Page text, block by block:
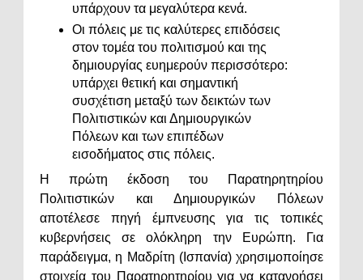
υπάρχουν τα μεγαλύτερα κενά.
Οι πόλεις με τις καλύτερες επιδόσεις
στον τομέα του πολιτισμού και της
δημιουργίας ευημερούν περισσότερο:
υπάρχει θετική και σημαντική
συσχέτιση μεταξύ των δεικτών των
Πολιτιστικών και Δημιουργικών
Πόλεων και των επιπέδων
εισοδήματος στις πόλεις.
Η πρώτη έκδοση του Παρατηρητηρίου
Πολιτιστικών και Δημιουργικών Πόλεων
αποτέλεσε πηγή έμπνευσης για τις τοπικές
κυβερνήσεις σε ολόκληρη την Ευρώπη. Για
παράδειγμα, η Μαδρίτη (Ισπανία) χρησιμοποίησε
στοιχεία του Παρατηρητηρίου για να κατανοήσει